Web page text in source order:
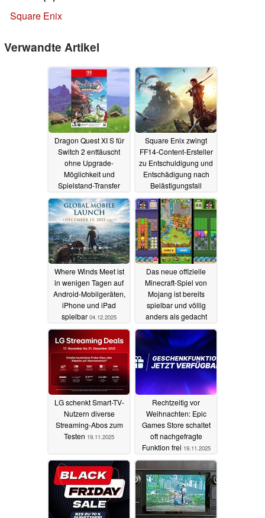
Square Enix
Verwandte Artikel
Dragon Quest XI S für
Switch 2 enttäuscht
ohne Upgrade-
Möglichkeit und
Spielstand-Transfer
27.05.2026
Square Enix zwingt
FF14-Content-Ersteller
zu Entschuldigung und
Entschädigung nach
Belästigungsfall
24.04.2026
Where Winds Meet ist
in wenigen Tagen auf
Android-Mobilgeräten,
iPhone und iPad
spielbar 04.12.2025
Das neue offizielle
Minecraft-Spiel von
Mojang ist bereits
spielbar und völlig
anders als gedacht
19.11.2025
LG schenkt Smart-TV-
Nutzern diverse
Streaming-Abos zum
Testen 19.11.2025
Rechtzeitig vor
Weihnachten: Epic
Games Store schaltet
oft nachgefragte
Funktion frei 19.11.2025